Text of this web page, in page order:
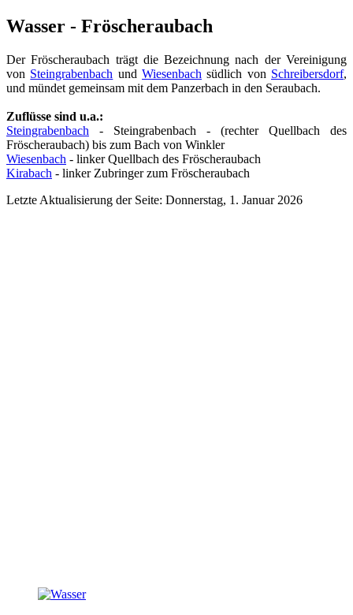
Wasser - Fröscheraubach
Der Fröscheraubach trägt die Bezeichnung nach der Vereinigung
von Steingrabenbach undWiesenbach südlich von Schreibersdorf,
und mündet gemeinsam mit dem Panzerbach in den Seraubach.
Zuflüsse sind u.a.:
Steingrabenbach - Steingrabenbach - (rechter Quellbach des
Fröscheraubach) bis zum Bach von Winkler
Wiesenbach - linker Quellbach des Fröscheraubach
Kirabach - linker Zubringer zum Fröscheraubach
Letzte Aktualisierung der Seite: Donnerstag, 1. Januar 2026